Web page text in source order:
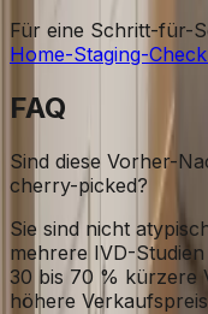
Für eine Schritt-für-
Home-Staging-
FAQ
Sind diese Vorher-
cherry-picked?
Sie sind nicht
mehrere IVD-
30 bis 70 % kürzere
höhere